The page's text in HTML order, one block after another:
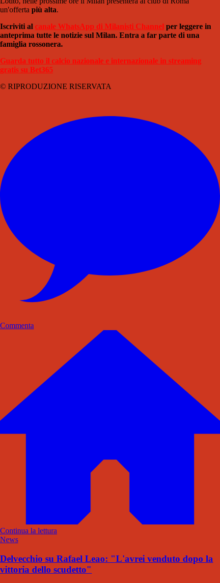
un'offerta più alta.
Iscriviti al canale WhatsApp di Milanisti Channel per leggere in
anteprima tutte le notizie sul Milan. Entra a far parte di una
famiglia rossonera.
Guarda tutto il calcio nazionale e internazionale in streaming
gratis su Bet365
© RIPRODUZIONE RISERVATA
Commenta
Continua la lettura
News
Delvecchio su Rafael Leao: "L'avrei venduto dopo la
vittoria dello scudetto"